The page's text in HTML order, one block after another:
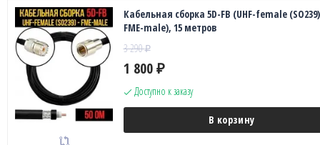
Кабельная сборка 5D-FB (UHF-female
FME-male), 15 метров
3 290₽
1 800 ₽
Доступно к заказу
В корзину